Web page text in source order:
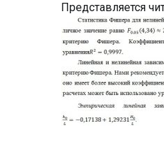
Представляется